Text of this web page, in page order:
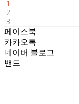
1
2
3
페이스북
카카오톡
네이버 블로그
밴드